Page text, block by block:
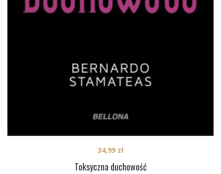
Toksyczna duchowość
34,99 zł